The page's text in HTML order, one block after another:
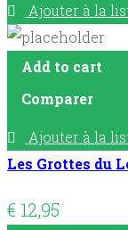
Ajouter à la
Add to cart
Comparer
Ajouter à la
Les Grottes du
€ 12,95